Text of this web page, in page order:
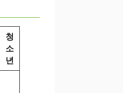
청
소
년